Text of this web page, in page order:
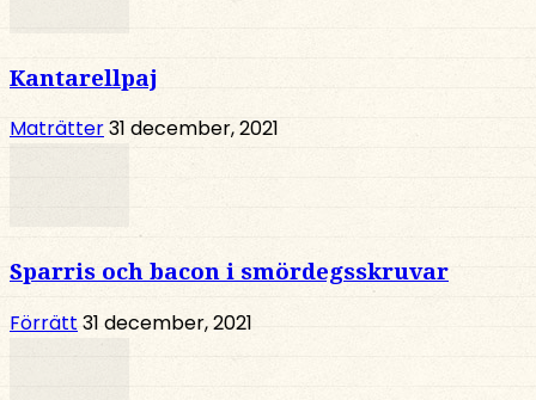
Kantarellpaj
Maträtter31 december, 2021
Sparris och bacon i smördegsskruvar
Förrätt 31 december, 2021